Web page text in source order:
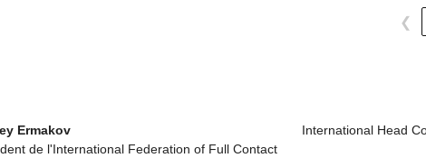
❮
Ermakov
de l'International Federation of Full Contact
International Head